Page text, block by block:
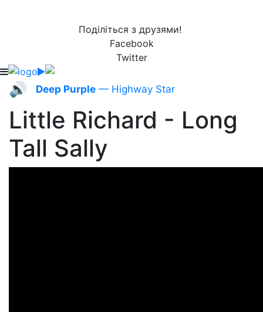
Поділіться з друзями!
Facebook
Twitter
🔊 Deep Purple — Highway Star
Little Richard - Long
Tall Sally